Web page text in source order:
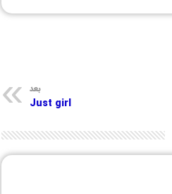
بعد
Just girl